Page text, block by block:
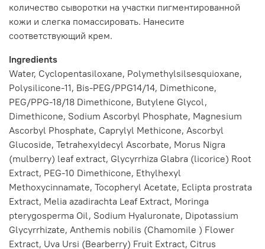
количество сыворотки на участки пигментированной
кожи и слегка помассировать. Нанесите
соответствующий крем.
Ingredients
Water, Cyclopentasiloxane, Polymethylsilsesquioxane,
Polysilicone-11, Bis-PEG/PPG14/14, Dimethicone,
PEG/PPG-18/18 Dimethicone, Butylene Glycol,
Dimethicone, Sodium Ascorbyl Phosphate, Magnesium
Ascorbyl Phosphate, Caprylyl Methicone, Ascorbyl
Glucoside, Tetrahexyldecyl Ascorbate, Morus Nigra
(mulberry) leaf extract, Glycyrrhiza Glabra (licorice) Root
Extract, PEG-10 Dimethicone, Ethylhexyl
Methoxycinnamate, Tocopheryl Acetate, Eclipta prostrata
Extract, Melia azadirachta Leaf Extract, Moringa
pterygosperma Oil, Sodium Hyaluronate, Dipotassium
Glycyrrhizate, Anthemis nobilis (Chamomile ) Flower
Extract, Uva Ursi (Bearberry) Fruit Extract, Citrus